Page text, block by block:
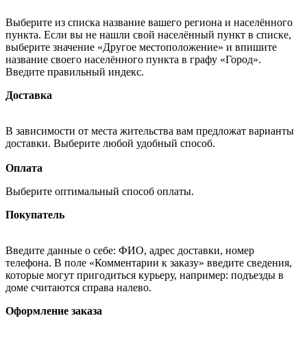
Выберите из списка название вашего региона и населённого
пункта. Если вы не нашли свой населённый пункт в списке,
выберите значение «Другое местоположение» и впишите
название своего населённого пункта в графу «Город».
Введите правильный индекс.
Доставка
В зависимости от места жительства вам предложат варианты
доставки. Выберите любой удобный способ.
Оплата
Выберите оптимальный способ оплаты.
Покупатель
Введите данные о себе: ФИО, адрес доставки, номер
телефона. В поле «Комментарии к заказу» введите сведения,
которые могут пригодиться курьеру, например: подъезды в
доме считаются справа налево.
Оформление заказа